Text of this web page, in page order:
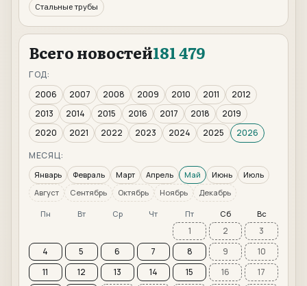
Стальные трубы
Всего новостей181 479
ГОД:
2006
2007 2008 2009 2010 2011
2012
2013
2014 2015 2016 2017 2018
2019
2020
2021 2022 2023 2024 2025
2026
МЕСЯЦ:
Январь Февраль Март Апрель Май Июнь
Июль
Август
Сентябрь Октябрь Ноябрь Декабрь
Пн Вт Ср Чт Пт Сб Вс
1 2
3
4
5 6 7 8 9
10
11
12 13 14 15 16
17